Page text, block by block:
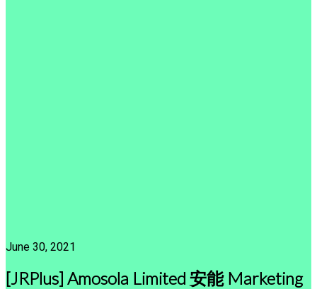
June 30, 2021
[JRPlus] Amosola Limited 安能 Marketing